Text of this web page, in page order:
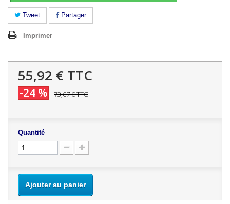
Tweet Partager
Imprimer
55,92 € TTC
-24 % 73,67 €TTC
Quantité
Ajouter au panier